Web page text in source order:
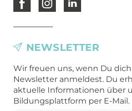
NEWSLETTER
Wir freuen uns, wenn Du
Newsletter anmeldest. Du
aktuelle Informationen über
Bildungsplattform per E-Mail.